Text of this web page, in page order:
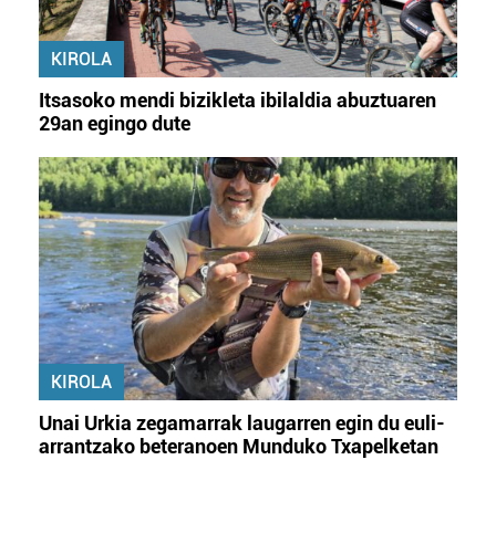
KIROLA
Itsasoko mendi bizikleta ibilaldia abuztuaren
29an egingo dute
KIROLA
Unai Urkia zegamarrak laugarren egin du euli-
arrantzako beteranoen Munduko Txapelketan